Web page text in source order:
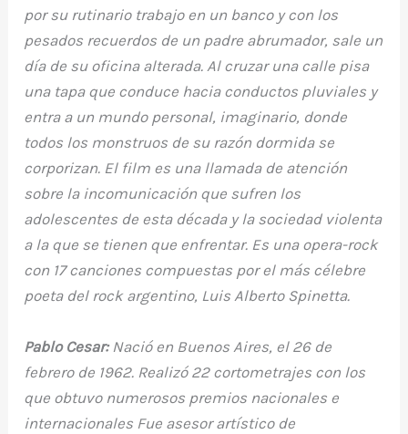
por su rutinario trabajo en un banco y con los
pesados recuerdos de un padre abrumador, sale un
día de su oficina alterada. Al cruzar una calle pisa
una tapa que conduce hacia conductos pluviales y
entra a un mundo personal, imaginario, donde
todos los monstruos de su razón dormida se
corporizan. El film es una llamada de atención
sobre la incomunicación que sufren los
adolescentes de esta década y la sociedad violenta
a la que se tienen que enfrentar. Es una opera-rock
con 17 canciones compuestas por el más célebre
poeta del rock argentino, Luis Alberto Spinetta.
Pablo Cesar: Nació en Buenos Aires, el 26 de
febrero de 1962. Realizó 22 cortometrajes con los
que obtuvo numerosos premios nacionales e
internacionales Fue asesor artístico de